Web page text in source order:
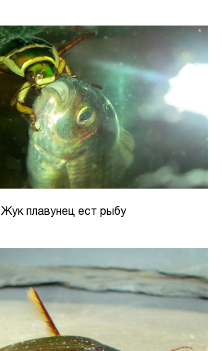
Жук плавунец ест рыбу